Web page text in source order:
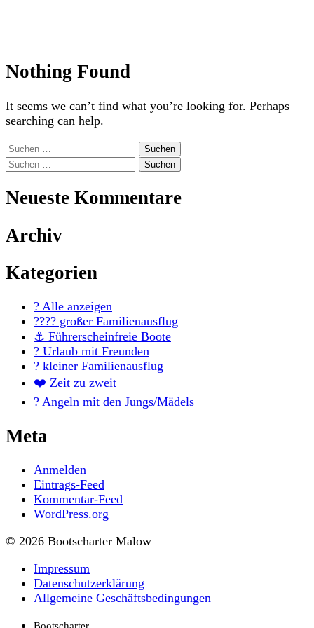
Nothing Found
It seems we can’t find what you’re looking for. Perhaps
searching can help.
Suchen
nach:
Suchen
Neueste Kommentare
Archiv
Kategorien
?️ Alle anzeigen
?‍?‍?‍? großer Familienausflug
⚓ Führerscheinfreie Boote
? Urlaub mit Freunden
? kleiner Familienausflug
❤️ Zeit zu zweit
? Angeln mit den Jungs/Mädels
Meta
Anmelden
Eintrags-Feed
Kommentar-Feed
WordPress.org
© 2026 Bootscharter Malow
Impressum
Datenschutzerklärung
Allgemeine Geschäftsbedingungen